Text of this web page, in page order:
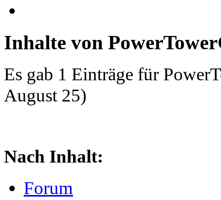
Inhalte von
Es gab 1 Einträge für
August 25)
Nach Inhalt:
Forum